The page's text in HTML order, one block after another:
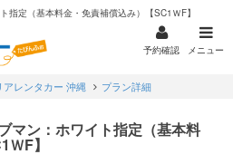
指定（基本料金・免責補償込み）【SC1ＷF】
予約確認 メニュー
アレンタカー 沖縄 プラン詳細
マン：ホワイト指定（基本料
F】